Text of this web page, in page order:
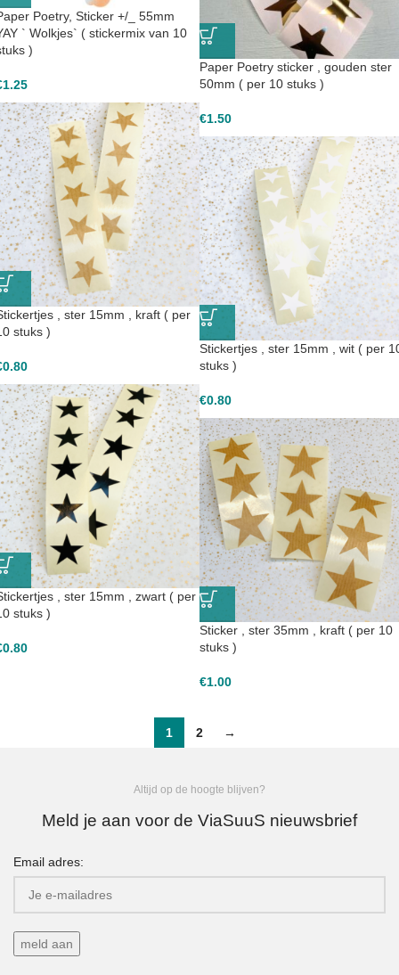
Poetry, Sticker +/_ 55mm
` Wolkjes` ( stickermix van 10
)
1.25
Paper Poetry sticker , gouden ster
50mm ( per 10 stuks )
€1.50
, ster 15mm , kraft ( per
stuks )
0.80
Stickertjes , ster 15mm , wit ( per
stuks )
€0.80
, ster 15mm , zwart ( per
stuks )
0.80
Sticker , ster 35mm , kraft ( per 10
stuks )
€1.00
1 2 →
Altijd op de hoogte blijven?
Meld je aan voor de ViaSuuS nieuwsbrief
Email adres: